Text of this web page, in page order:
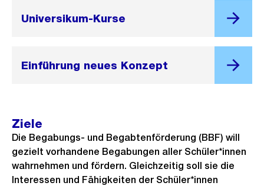
Universikum-Kurse
Einführung neues Konzept
Ziele
Die Begabungs- und Begabtenförderung (BBF) will
gezielt vorhandene Begabungen aller Schüler*innen
wahrnehmen und fördern. Gleichzeitig soll sie die
Interessen und Fähigkeiten der Schüler*innen